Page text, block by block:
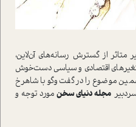
متاثر از گسترش رسانه‌هاي آن‌لاين،
اقتصادي و سياسي دست‌خوش
موضوع را در گفت‌وگو با شاهرخ
مجله دنياي سخن مورد توجه و